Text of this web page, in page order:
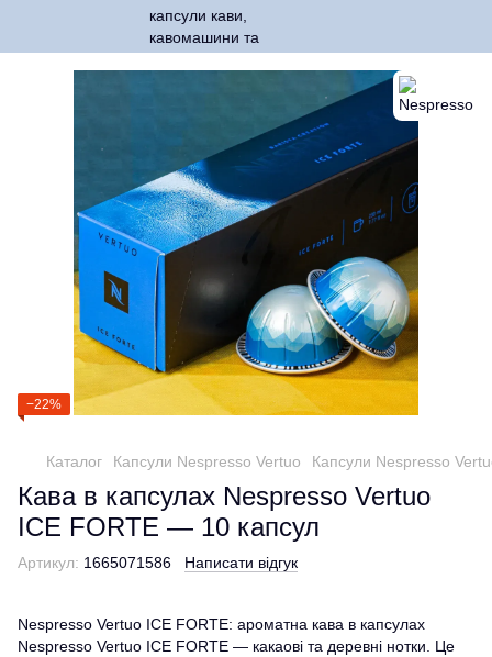
−22%
Каталог Капсули Nespresso Vertuo Капсули Nespresso
Кава в капсулах Nespresso Vertuo
ICE FORTE — 10 капсул
Артикул: 1665071586 Написати відгук
Nespresso Vertuo ICE FORTE: ароматна кава в капсулах
Nespresso Vertuo ICE FORTE — какаові та деревні нотки. Це